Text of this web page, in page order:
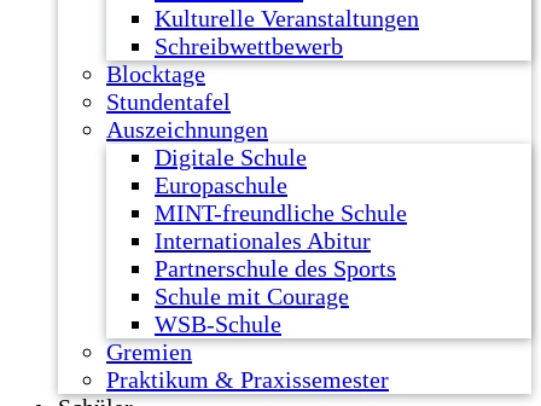
Kulturelle Veranstaltungen
Schreibwettbewerb
Blocktage
Stundentafel
Auszeichnungen
Digitale Schule
Europaschule
MINT-freundliche Schule
Internationales Abitur
Partnerschule des Sports
Schule mit Courage
WSB-Schule
Gremien
Praktikum & Praxissemester